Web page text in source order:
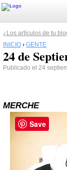
¿Los artículos de tu
INICIO › GENTE
24 de
Publicado el 24
MERCHE
Save